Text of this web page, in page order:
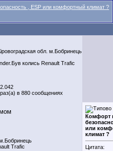
, ESP или комфортный климат ?
обл. м.Бобринець
колись Renault Trafic
в 880 сообщениях
Trafic
Комфорт
или
климат ?
Цитата: